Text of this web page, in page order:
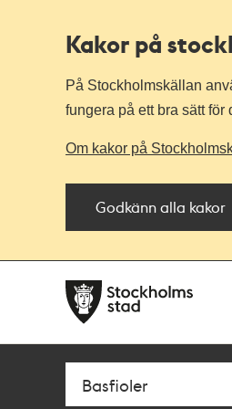
Kakor på
På Stockholmskällan
fungera på ett bra sätt för
Om kakor på
Godkänn alla kakor
navigationen
huvudinnehållet
Sök